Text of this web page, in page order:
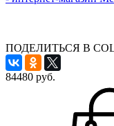
ПОДЕЛИТЬСЯ В
84480 руб.